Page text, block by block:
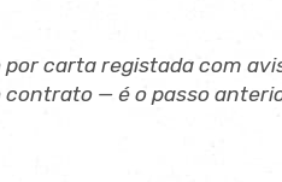
carta registada com
— é o passo